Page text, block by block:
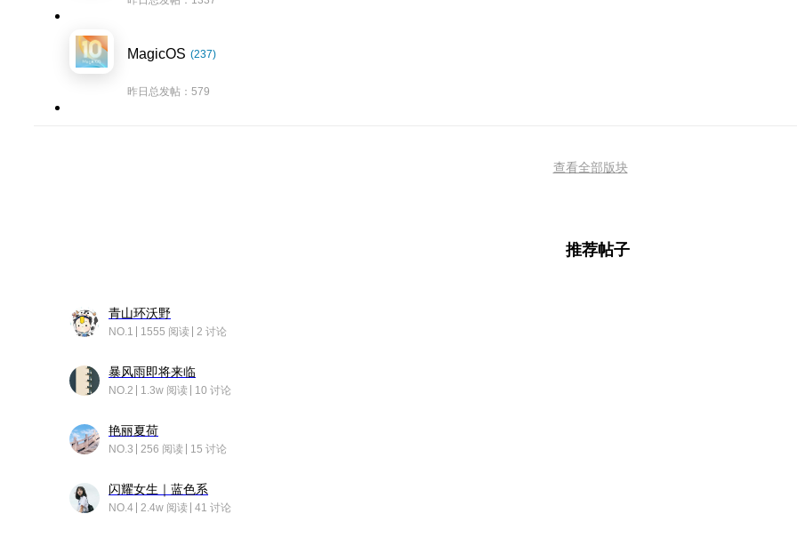
MagicOS (237)
昨日总发帖：579
查看全部版块
推荐帖子
青山环沃野
NO.1 1555 阅读 2 讨论
暴风雨即将来临
NO.2 1.3w 阅读 10 讨论
艳丽夏荷
NO.3 256 阅读 15 讨论
闪耀女生｜蓝色系
NO.4 2.4w 阅读 41 讨论